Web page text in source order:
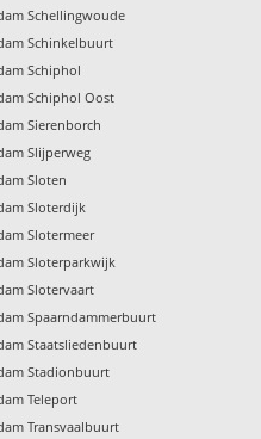
Schellingwoude
Schinkelbuurt
Schiphol
Schiphol Oost
Sierenborch
Slijperweg
Sloten
Sloterdijk
Slotermeer
Sloterparkwijk
Slotervaart
Spaarndammerbuurt
Staatsliedenbuurt
Stadionbuurt
Teleport
Transvaalbuurt